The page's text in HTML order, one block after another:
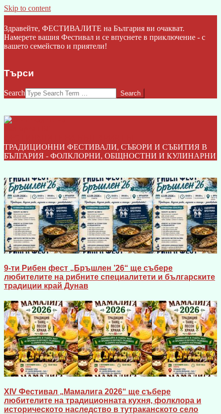
Skip to content
Здравейте, ФЕСТИВАЛИТЕ на България ви очакват.
Намерете вашия Фестивал и се впуснете в приключение - с
вашето семейство и приятели!
Търси
Search
ТРАДИЦИОННИ ФЕСТИВАЛИ, СЪБОРИ И СЪБИТИЯ В
БЪЛГАРИЯ - ФОЛКЛОРНИ, ОБЩНОСТНИ И КУЛИНАРНИ
9-ти Рибен фест „Бръшлен ’26“ ще събере
любителите на рибните специалитети и българските
традиции край Дунав
XIV Фестивал „Мамалига 2026“ ще събере
любителите на традиционната кухня, фолклора и
историческото наследство в тутраканското село